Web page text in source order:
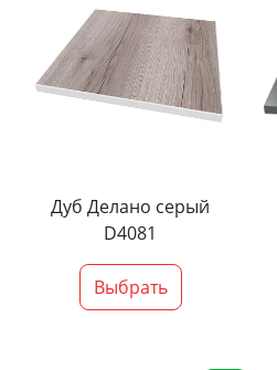
Дуб Делано серый
D4081
Выбрать